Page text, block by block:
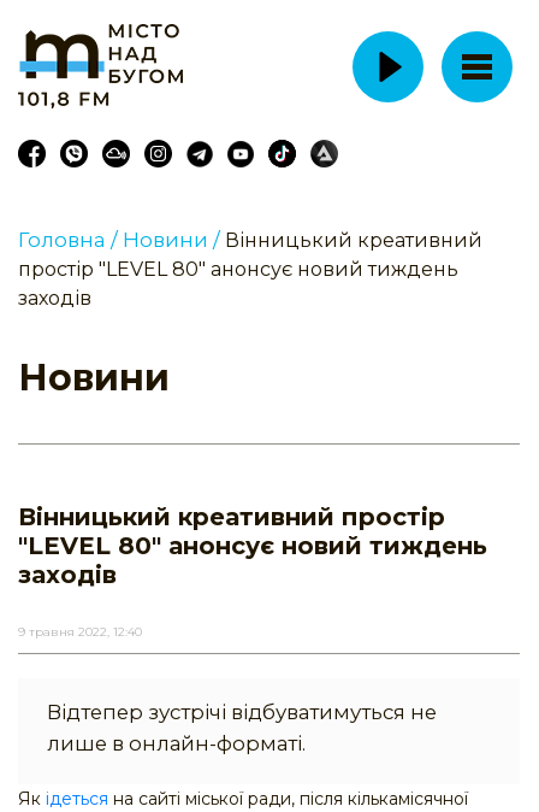
Головна / Новини / Вінницький креативний
простір "LEVEL 80" анонсує новий тиждень
заходів
Новини
Вінницький креативний простір
"LEVEL 80" анонсує новий тиждень
заходів
9 травня 2022, 12:40
Відтепер зустрічі відбуватимуться не
лише в онлайн-форматі.
Як ідеться на сайті міської ради, після кількамісячної